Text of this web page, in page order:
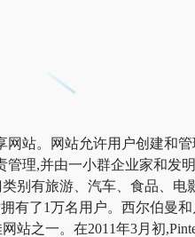
网站。网站允许用户创建和
理,并由一小群企业家和发
别有旅游、汽车、食品、电
有了1万名用户。西尔伯曼
站之一。在2011年3月初